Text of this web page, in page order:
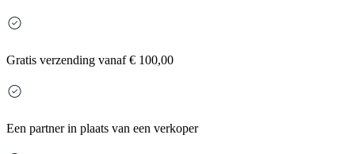
Gratis verzending vanaf € 100,00
Een partner in plaats van een verkoper